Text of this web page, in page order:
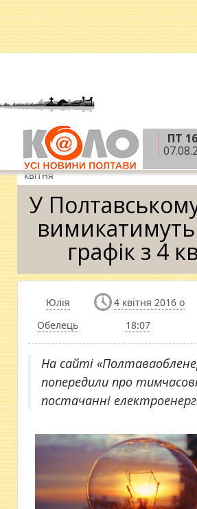
ПТ
Головна » Новини »
Полтавському районі вимикатимуть
квітня
У
вимикатимуть
графік з 4
Юлія
Обелець
4 квітня 2016 о
18:07
На сайті
попередили про
постачанні